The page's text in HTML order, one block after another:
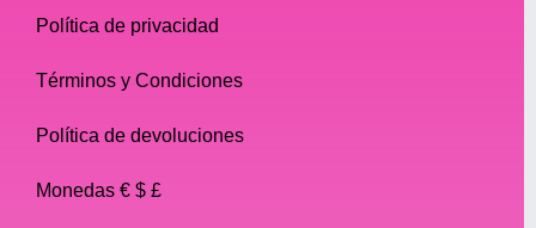
Ayudan a domar y fijar las cejas en su lugar,
Polvos
aquellas que quieren una ceja más suave y
Política de privacidad
Términos y Condiciones
Política de devoluciones
Monedas € $ £